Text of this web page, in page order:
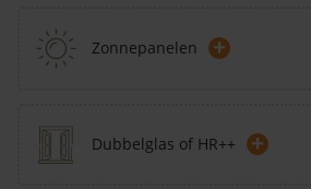
Zonnepanelen +
Dubbelglas of HR++ +